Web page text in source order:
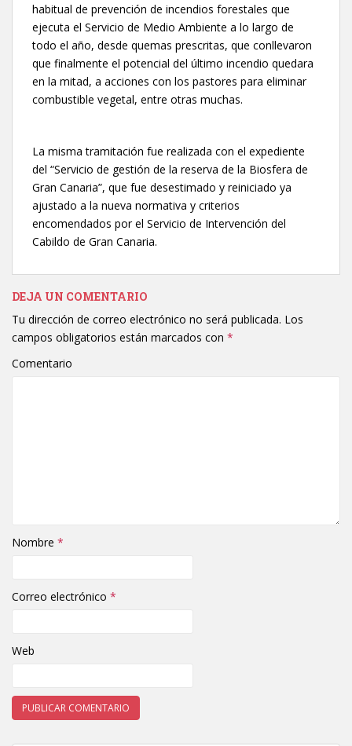
habitual de prevención de incendios forestales que
ejecuta el Servicio de Medio Ambiente a lo largo de
todo el año, desde quemas prescritas, que conllevaron
que finalmente el potencial del último incendio quedara
en la mitad, a acciones con los pastores para eliminar
combustible vegetal, entre otras muchas.
La misma tramitación fue realizada con el expediente
del “Servicio de gestión de la reserva de la Biosfera de
Gran Canaria”, que fue desestimado y reiniciado ya
ajustado a la nueva normativa y criterios
encomendados por el Servicio de Intervención del
Cabildo de Gran Canaria.
DEJA UN COMENTARIO
Tu dirección de correo electrónico no será publicada. Los
campos obligatorios están marcados con *
Comentario
Nombre *
Correo electrónico *
Web